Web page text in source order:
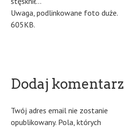
Uwaga, podlinkowane foto duże.
605KB.
Dodaj komentarz
Twój adres email nie zostanie
opublikowany. Pola, których